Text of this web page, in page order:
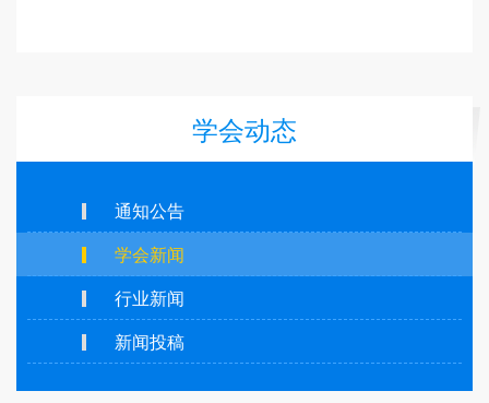
学会动态
通知公告
学会新闻
行业新闻
新闻投稿